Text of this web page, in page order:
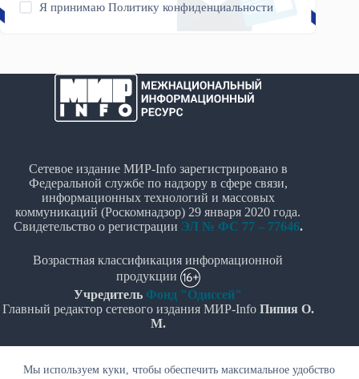
Мы используем куки, чтобы обеспечить максимальное удобство
Я принимаюПолитику конфиденциальности
Сетевое издание МИР-Info зарегистрировано в
Федеральной службе по надзору в сфере связи,
информационных технологий и массовых
коммуникаций (Роскомнадзор) 29 января 2020 года.
Свидетельство о регистрации ЭЛ № ФС 77 – 77646.
Возрастная классификация информационной
продукции
Учредитель Фонд "Одиссей"
Главный редактор сетевого издания МИР-Info Пипия О.
М.
данных